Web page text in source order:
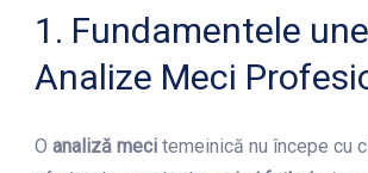
1. Fundamentele
Analize Meci
O analiză meci temeinică nu începe cu